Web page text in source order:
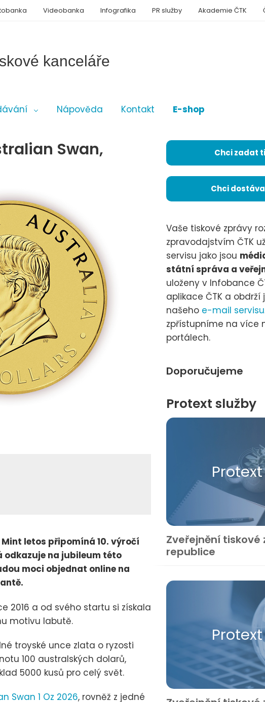
kanceláře
Nápověda Kontakt E-shop
Videobanka Infografika PR služby Akademie ČTK
Swan,
letos připomíná 10. výročí
odkazuje na jubileum této
moci objednat online na
2016 a od svého startu si získala
motivu labutě.
troyské unce zlata o ryzosti
100 australských dolarů,
5000 kusů pro celý svět.
Swan 1 Oz 2026, rovněž z jedné
Chci zadat
Chci
Vaše tiskové zprávy
zpravodajstvím ČTK
servisu jako jsou
státní správa a
uloženy v Infobance
aplikace ČTK a
našeho e-mail servisu
zpřístupníme na více
portálech.
Doporučujeme
Protext služby
Protext
Zveřejnění tiskové
republice